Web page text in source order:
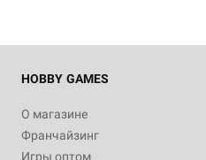
HOBBY GAMES
О магазине
Франчайзинг
Игры оптом